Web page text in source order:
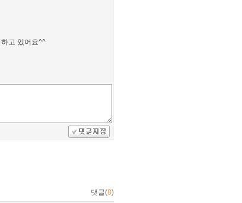
고 있어요^^
댓글(8)